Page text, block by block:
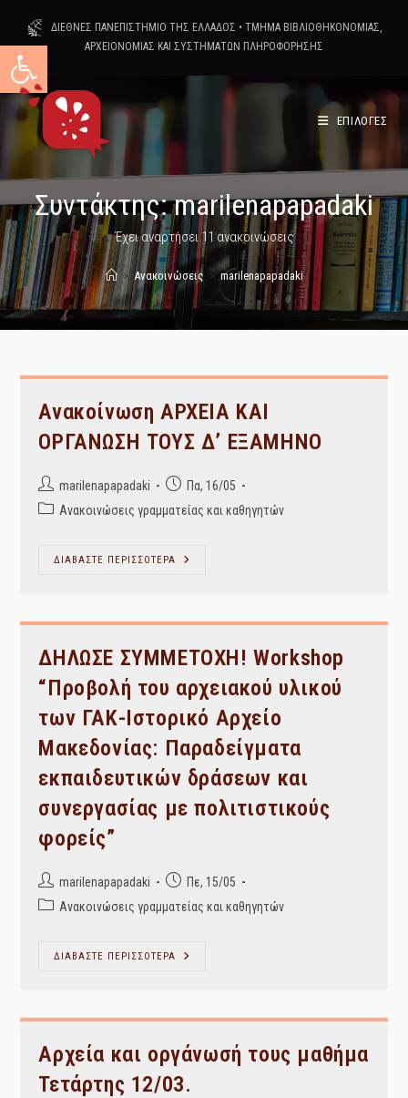
Ανοίξτε τη γραμμή εργαλείων
content
ΔΙΕΘΝΕΣ ΠΑΝΕΠΙΣΤΗΜΙΟ ΤΗΣ ΕΛΛΑΔΟΣ • ΤΜΗΜΑ ΒΙΒΛΙΟΘΗΚΟΝΟΜΙΑΣ,
ΑΡΧΕΙΟΝΟΜΙΑΣ ΚΑΙ ΣΥΣΤΗΜΑΤΩΝ ΠΛΗΡΟΦΟΡΗΣΗΣ
ΕΠΙΛΟΓΕΣ
Συντάκτης:marilenapapadaki
Έχει αναρτήσει 11 ανακοινώσεις
> Ανακοινώσεις > marilenapapadaki
Ανακοίνωση ΑΡΧΕΙΑ ΚΑΙ
ΟΡΓΑΝΩΣΗ ΤΟΥΣ Δ’ ΕΞΑΜΗΝΟ
Post
author:
marilenapapadaki
Post
published:
Πα, 16/05
PostΑνακοινώσεις γραμματείας και καθηγητών
ΔΙΑΒΑΣΤΕ ΠΕΡΙΣΣΟΤΕΡΑ
Ανακοίνωση
Δ’
ΔΗΛΩΣΕ ΣΥΜΜΕΤΟΧΗ! Workshop
“Προβολή του αρχειακού υλικού
των ΓΑΚ-Ιστορικό Αρχείο
Μακεδονίας: Παραδείγματα
εκπαιδευτικών δράσεων και
συνεργασίας με πολιτιστικούς
φορείς”
Post
author:
marilenapapadaki
Post
published:
Πε, 15/05
PostΑνακοινώσεις γραμματείας και καθηγητών
ΔΙΑΒΑΣΤΕ ΠΕΡΙΣΣΟΤΕΡΑ
ΔΗΛΩΣΕ
Αρχειακού
Των
ΓΑΚ-
Αρχείο
Αρχεία και οργάνωσή τους μαθήμα
Τετάρτης 12/03.